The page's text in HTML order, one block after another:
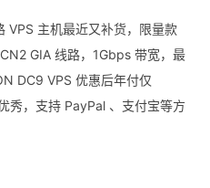
VPS 主机最近又补货，限量款
GIA 线路，1Gbps 带宽，最
DC9 VPS 优惠后年付仅
秀，支持 PayPal 、支付宝等方